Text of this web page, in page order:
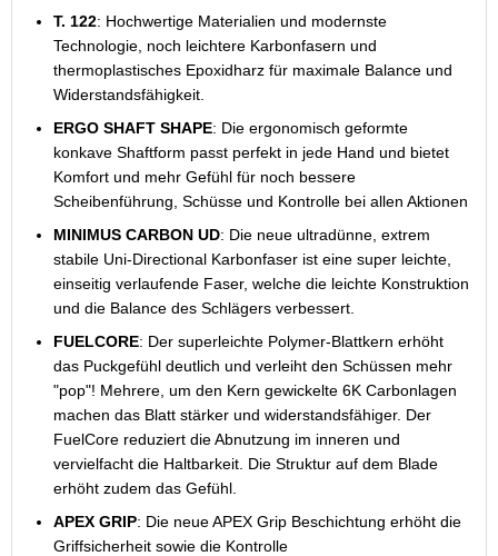
T. 122: Hochwertige Materialien und modernste
Technologie, noch leichtere Karbonfasern und
thermoplastisches Epoxidharz für maximale Balance und
Widerstandsfähigkeit.
ERGO SHAFT SHAPE: Die ergonomisch geformte
konkave Shaftform passt perfekt in jede Hand und bietet
Komfort und mehr Gefühl für noch bessere
Scheibenführung, Schüsse und Kontrolle bei allen Aktionen
MINIMUS CARBON UD: Die neue ultradünne, extrem
stabile Uni-Directional Karbonfaser ist eine super leichte,
einseitig verlaufende Faser, welche die leichte Konstruktion
und die Balance des Schlägers verbessert.
FUELCORE: Der superleichte Polymer-Blattkern erhöht
das Puckgefühl deutlich und verleiht den Schüssen mehr
"pop"! Mehrere, um den Kern gewickelte 6K Carbonlagen
machen das Blatt stärker und widerstandsfähiger. Der
FuelCore reduziert die Abnutzung im inneren und
vervielfacht die Haltbarkeit. Die Struktur auf dem Blade
erhöht zudem das Gefühl.
APEX GRIP: Die neue APEX Grip Beschichtung erhöht die
Griffsicherheit sowie die Kontrolle